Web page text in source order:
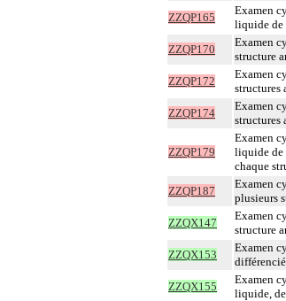
ZZQP165
Examen
liquide de
ZZQP170
Examen
structure
ZZQP172
Examen
structures
ZZQP174
Examen
structures
ZZQP179
Examen
liquide de
chaque
ZZQP187
Examen
plusieurs
ZZQX147
Examen
structure
ZZQX153
Examen
ZZQX155
Examen
liquide,